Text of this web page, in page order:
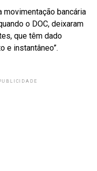
movimentação bancária
o DOC, deixaram
que têm dado
e instantâneo”.